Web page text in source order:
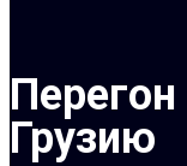
Грузию